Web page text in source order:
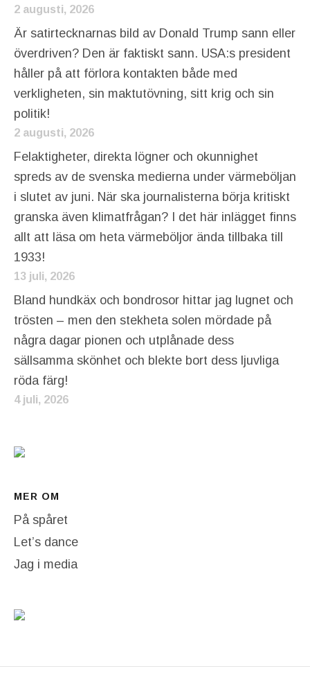
2 augusti, 2026
Är satirtecknarnas bild av Donald Trump sann eller
överdriven? Den är faktiskt sann. USA:s president
håller på att förlora kontakten både med
verkligheten, sin maktutövning, sitt krig och sin
politik!
2 augusti, 2026
Felaktigheter, direkta lögner och okunnighet
spreds av de svenska medierna under värmeböljan
i slutet av juni. När ska journalisterna börja kritiskt
granska även klimatfrågan? I det här inlägget finns
allt att läsa om heta värmeböljor ända tillbaka till
1933!
13 juli, 2026
Bland hundkäx och bondrosor hittar jag lugnet och
trösten – men den stekheta solen mördade på
några dagar pionen och utplånade dess
sällsamma skönhet och blekte bort dess ljuvliga
röda färg!
4 juli, 2026
MER OM
På spåret
Let’s dance
Jag i media